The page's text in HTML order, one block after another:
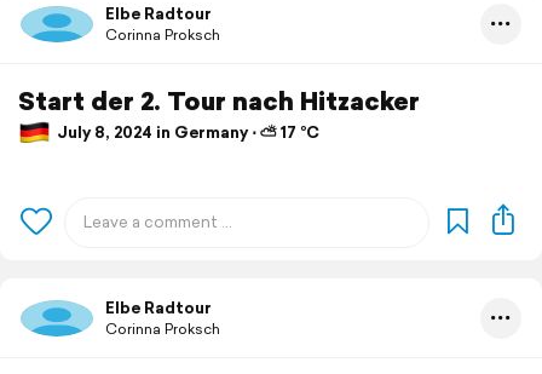
Elbe Radtour
Corinna Proksch
Start der 2. Tour nach Hitzacker
July 8, 2024 in Germany ⋅ ⛅ 17 °C
Elbe Radtour
Corinna Proksch